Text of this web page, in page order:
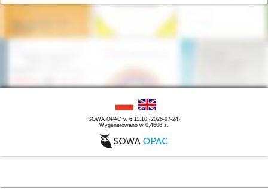
SOWA OPAC v. 6.11.10 (2026-07-24)
Wygenerowano w 0,4606 s.